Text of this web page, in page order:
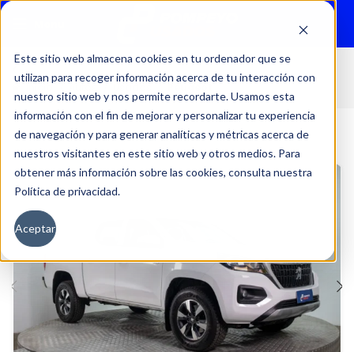
Este sitio web almacena cookies en tu ordenador que se
utilizan para recoger información acerca de tu interacción con
nuestro sitio web y nos permite recordarte. Usamos esta
información con el fin de mejorar y personalizar tu experiencia
de navegación y para generar analíticas y métricas acerca de
nuestros visitantes en este sitio web y otros medios. Para
obtener más información sobre las cookies, consulta nuestra
Política de privacidad.
Aceptar
Inicio Autos